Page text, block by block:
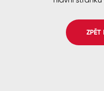
Fasády
Spreje ZPĚT